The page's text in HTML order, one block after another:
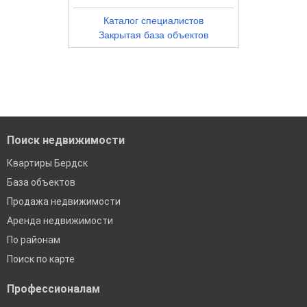
Каталог специалистов
Закрытая база объектов
Поиск недвижимости
Квартиры Бердск
База объектов
Продажа недвижимости
Аренда недвижимости
По районам
Поиск по карте
Профессионалам